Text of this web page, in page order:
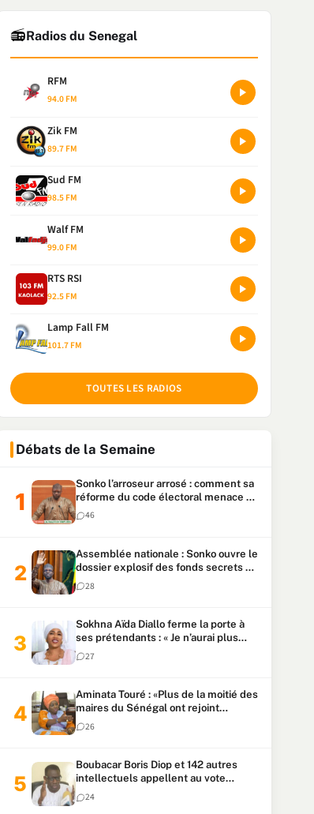
📻Radios du Senegal
RFM
94.0 FM
Zik FM
89.7 FM
Sud FM
98.5 FM
Walf FM
99.0 FM
RTS RSI
92.5 FM
Lamp Fall FM
101.7 FM
TOUTES LES RADIOS
Débats de la Semaine
Sonko l’arroseur arrosé : comment sa
réforme du code électoral menace sa
candidature
46
Assemblée nationale : Sonko ouvre le
dossier explosif des fonds secrets et
du patrimoine présidentiel
28
Sokhna Aïda Diallo ferme la porte à
ses prétendants : « Je n’aurai plus
jamais un autre mari »
27
Aminata Touré : «Plus de la moitié des
maires du Sénégal ont rejoint
Kiiraay»
26
Boubacar Boris Diop et 142 autres
intellectuels appellent au vote
urgent de la révision
constitutionnelle
24